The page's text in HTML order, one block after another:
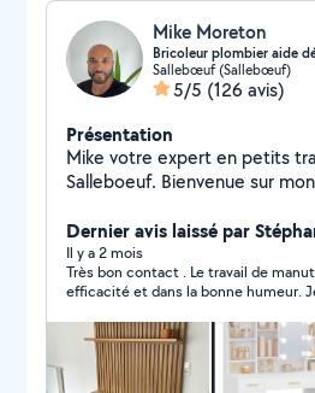
Mike Moreton
Bricoleur plombier aide
Sallebœuf (Sallebœuf)
5/5 (126 avis)
Présentation
Mike votre expert en petits
Salleboeuf. Bienvenue sur mon profil allô voisin! Je suis
prêt à mettre mes
service. Avec une passion
expertise en petits travaux, je
pour vous aider à concrétiser
vos tracas du quotidien. Mes services incluent :
Montage de meubles Petites
remplacer un robinet une
Dernier avis laissé par
Il y a 2 mois
Très bon contact . Le travail de
efficacité et dans la bonne humeur.